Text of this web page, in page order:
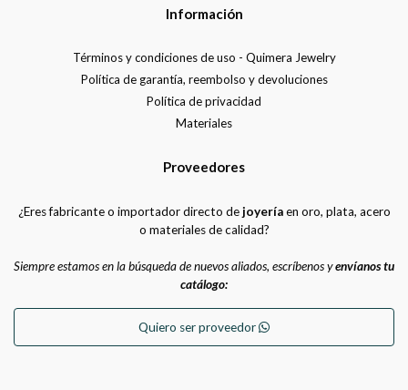
Información
Términos y condiciones de uso - Quimera Jewelry
Política de garantía, reembolso y devoluciones
Política de privacidad
Materiales
Proveedores
¿Eres fabricante o importador directo dejoyeríaen oro, plata, acero
o materiales de calidad?
Siempre estamos en la búsqueda de nuevos aliados, escríbenos yenvíanos tu
catálogo:
Quiero ser proveedor